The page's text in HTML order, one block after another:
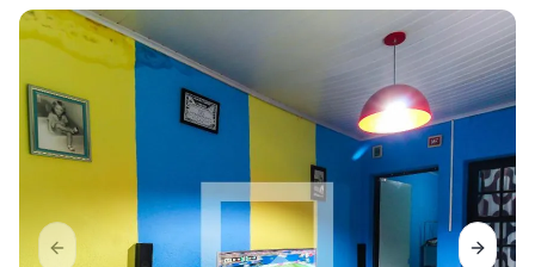
Previous slide Next